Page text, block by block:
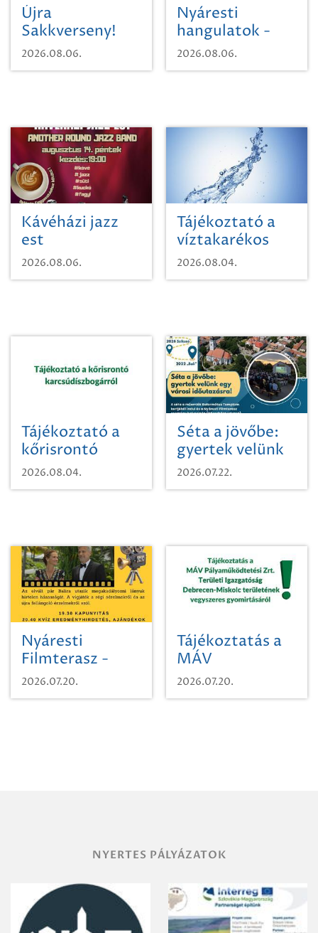
Újra
Sakkverseny!
2026.08.06.
Nyáresti
hangulatok -
Mágnás Miska
2026.08.06.
Kávéházi jazz
est
2026.08.06.
Tájékoztató a
víztakarékos
vízhasználatról
2026.08.04.
Tájékoztató a
kőrisrontó
karcsúdíszbogárról
2026.08.04.
Séta a jövőbe:
gyertek velünk
egy városi
időutazásra!
2026.07.22.
Nyáresti
Filmterasz -
Beugró a
Paradicsomba
2026.07.20.
Tájékoztatás a
MÁV
Pályaműködtetési
Zrt. Területi
2026.07.20.
NYERTES PÁLYÁZATOK